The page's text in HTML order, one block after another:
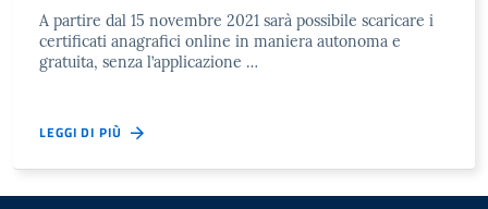
A partire dal 15 novembre 2021 sarà possibile scaricare i
certificati anagrafici online in maniera autonoma e
gratuita, senza l’applicazione …
LEGGI DI PIÙ